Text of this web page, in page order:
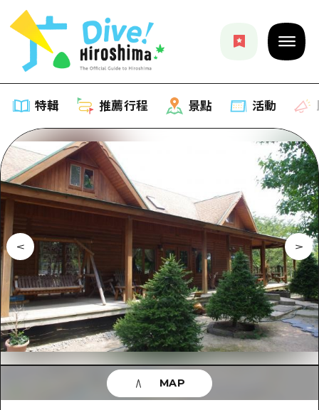
特輯 推薦行程 景點 活動
特輯
列表
活動·廟會
美食·酒水
騎自行車
購物
運動
推薦行程
Dive! Hiroshima 官方向導
廣島隨意旅行
廣島市內
安芸
答對了
景點
列表
廣島市內
安芸
答對了
美北
活動
即時訊息
有用的信息
列表
MAP